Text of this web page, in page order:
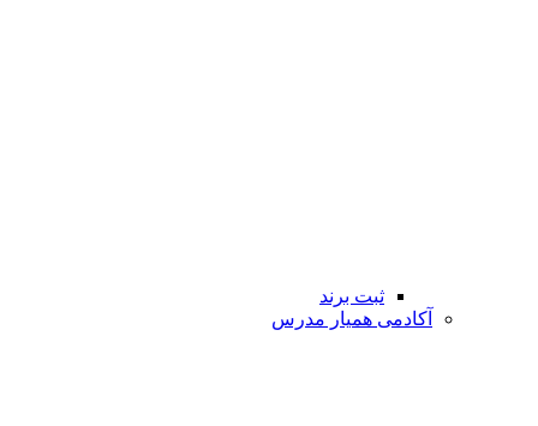
ثبت برند
آکادمی همیار مدرس